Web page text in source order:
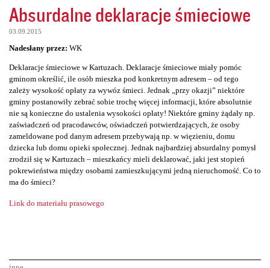
Absurdalne deklaracje śmieciowe
03.09.2015
Nadesłany przez: WK
Deklaracje śmieciowe w Kartuzach. Deklaracje śmieciowe miały pomóc
gminom określić, ile osób mieszka pod konkretnym adresem – od tego
zależy wysokość opłaty za wywóz śmieci. Jednak „przy okazji” niektóre
gminy postanowiły zebrać sobie trochę więcej informacji, które absolutnie
nie są konieczne do ustalenia wysokości opłaty! Niektóre gminy żądały np.
zaświadczeń od pracodawców, oświadczeń potwierdzających, że osoby
zameldowane pod danym adresem przebywają np. w więzieniu, domu
dziecka lub domu opieki społecznej. Jednak najbardziej absurdalny pomysł
zrodził się w Kartuzach – mieszkańcy mieli deklarować, jaki jest stopień
pokrewieństwa między osobami zamieszkującymi jedną nieruchomość. Co to
ma do śmieci?
Link do materiału prasowego